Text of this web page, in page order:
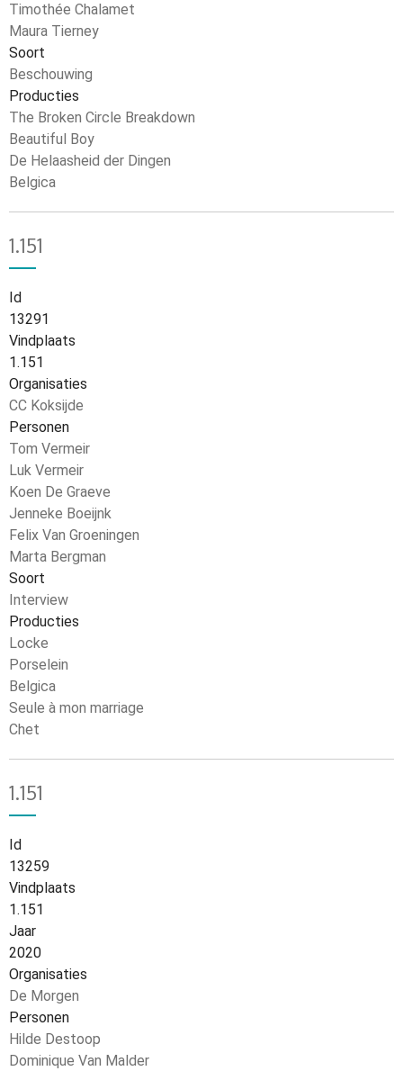
Timothée Chalamet
Maura Tierney
Soort
Beschouwing
Producties
The Broken Circle Breakdown
Beautiful Boy
De Helaasheid der Dingen
Belgica
1.151
Id
13291
Vindplaats
1.151
Organisaties
CC Koksijde
Personen
Tom Vermeir
Luk Vermeir
Koen De Graeve
Jenneke Boeijnk
Felix Van Groeningen
Marta Bergman
Soort
Interview
Producties
Locke
Porselein
Belgica
Seule à mon marriage
Chet
1.151
Id
13259
Vindplaats
1.151
Jaar
2020
Organisaties
De Morgen
Personen
Hilde Destoop
Dominique Van Malder